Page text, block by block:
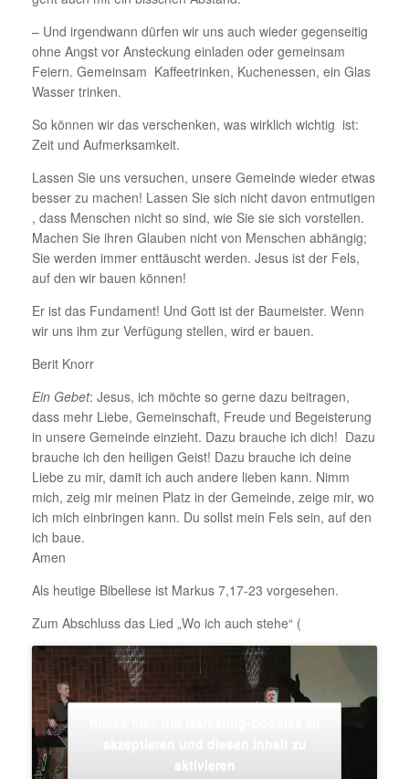
– Und irgendwann dürfen wir uns auch wieder gegenseitig
ohne Angst vor Ansteckung einladen oder gemeinsam
Feiern. Gemeinsam Kaffeetrinken, Kuchenessen, ein Glas
Wasser trinken.
So können wir das verschenken, was wirklich wichtig ist:
Zeit und Aufmerksamkeit.
Lassen Sie uns versuchen, unsere Gemeinde wieder etwas
besser zu machen! Lassen Sie sich nicht davon entmutigen
, dass Menschen nicht so sind, wie Sie sie sich vorstellen.
Machen Sie ihren Glauben nicht von Menschen abhängig;
Sie werden immer enttäuscht werden. Jesus ist der Fels,
auf den wir bauen können!
Er ist das Fundament! Und Gott ist der Baumeister. Wenn
wir uns ihm zur Verfügung stellen, wird er bauen.
Berit Knorr
Ein Gebet: Jesus, ich möchte so gerne dazu beitragen,
dass mehr Liebe, Gemeinschaft, Freude und Begeisterung
in unsere Gemeinde einzieht. Dazu brauche ich dich! Dazu
brauche ich den heiligen Geist! Dazu brauche ich deine
Liebe zu mir, damit ich auch andere lieben kann. Nimm
mich, zeig mir meinen Platz in der Gemeinde, zeige mir, wo
ich mich einbringen kann. Du sollst mein Fels sein, auf den
ich baue.
Amen
Als heutige Bibellese ist Markus 7,17-23 vorgesehen.
Zum Abschluss das Lied „Wo ich auch stehe“ (
aktivieren